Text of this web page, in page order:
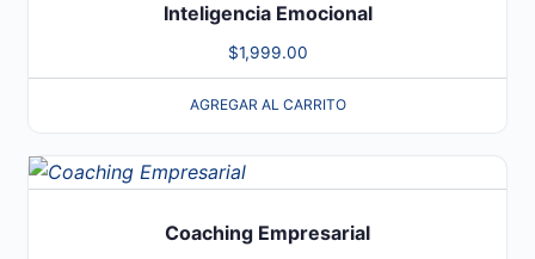
Inteligencia Emocional
$1,999.00
AGREGAR AL CARRITO
Coaching Empresarial